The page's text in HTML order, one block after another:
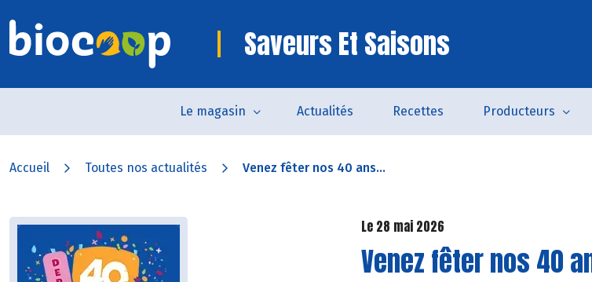
Saveurs Et Saisons
Le magasin Actualités Recettes Producteurs
Accueil Toutes nos actualités Venez fêter nos 40 ans...
Le 28 mai 2026
Venez fêter nos 40